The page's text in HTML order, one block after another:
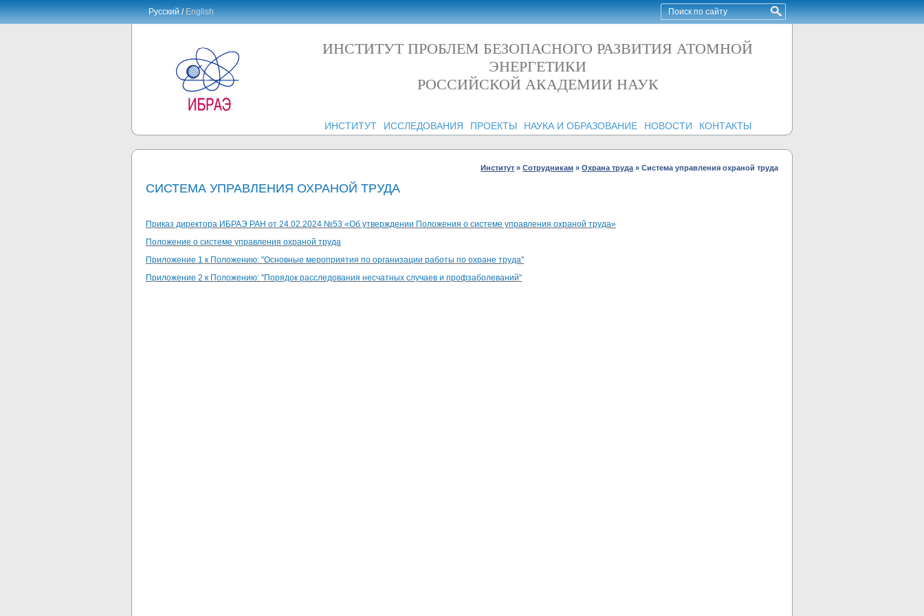
Русский /English
ИНСТИТУТ ПРОБЛЕМ БЕЗОПАСНОГО РАЗВИТИЯ АТОМНОЙ
ЭНЕРГЕТИКИ
РОССИЙСКОЙ АКАДЕМИИ НАУК
ИНСТИТУТ ИССЛЕДОВАНИЯ ПРОЕКТЫ НАУКА И ОБРАЗОВАНИЕ НОВОСТИ КОНТАКТЫ
Институт » Сотрудникам » Охрана труда » Система управления охраной труда
СИСТЕМА УПРАВЛЕНИЯ ОХРАНОЙ ТРУДА
Приказ директора ИБРАЭ РАН от 24.02.2024 №53 «Об утверждении Положения о системе управления охраной труда»
Положение о системе управления охраной труда
Приложение 1 к Положению: "Основные мероприятия по организации работы по охране труда"
Приложение 2 к Положению: "Порядок расследования несчатных случаев и профзаболеваний"